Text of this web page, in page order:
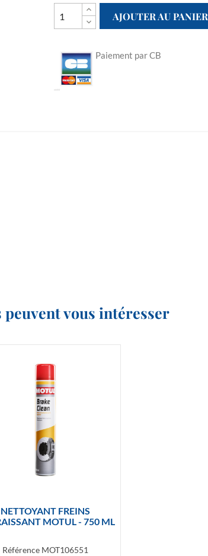
AJOUTER AU PANIER
Paiement par CB
peuvent vous intéresser
Aperçu rapide
NETTOYANT FREINS
MOTUL - 750 ML
Référence MOT106551